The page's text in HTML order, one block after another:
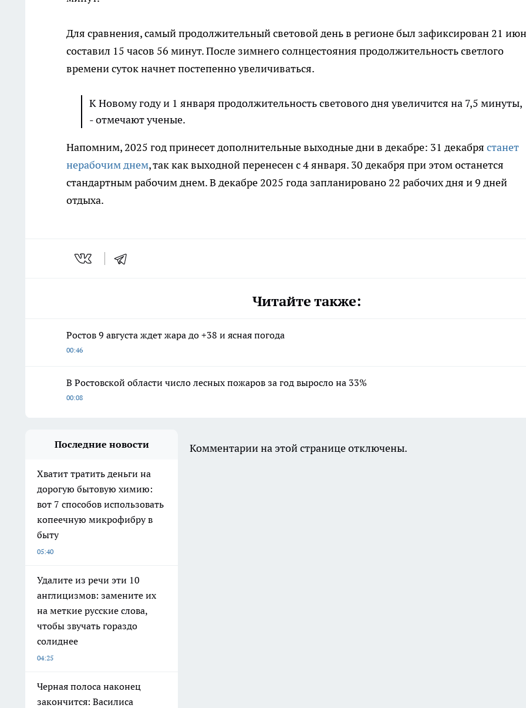
Для сравнения, самый продолжительный световой день в регионе был зафиксирован 21
составил 15 часов 56 минут. После зимнего солнцестояния продолжительность светлого
времени суток начнет постепенно увеличиваться.
К Новому году и 1 января продолжительность светового дня увеличится на 7,5 минуты,
- отмечают ученые.
Напомним, 2025 год принесет дополнительные выходные дни в декабре: 31 декабря станет
нерабочим днем, так как выходной перенесен с 4 января. 30 декабря при этом останется
стандартным рабочим днем. В декабре 2025 года запланировано 22 рабочих дня и 9 дней
отдыха.
Читайте также:
Ростов 9 августа ждет жара до +38 и ясная погода
00:46
В Ростовской области число лесных пожаров за год выросло на 33%
00:08
Последние новости
Хватит тратить деньги на
дорогую бытовую химию:
вот 7 способов использовать
копеечную микрофибру в
быту
05:40
Удалите из речи эти 10
англицизмов: замените их
на меткие русские слова,
чтобы звучать гораздо
солиднее
04:25
Черная полоса наконец
закончится: Василиса
Комментарии на этой странице отключены.